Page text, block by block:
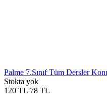
Palme 7.Sınıf Tüm Dersler
Stokta yok
120 TL 78 TL